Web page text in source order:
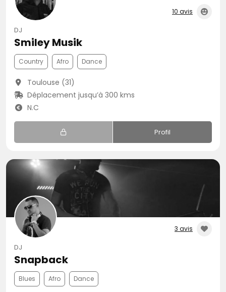
10 avis
DJ
Smiley Musik
Country Afro Dance
Toulouse (31)
Déplacement jusqu’à 300 kms
N.C
Profil
3 avis
DJ
Snapback
Blues Afro Dance